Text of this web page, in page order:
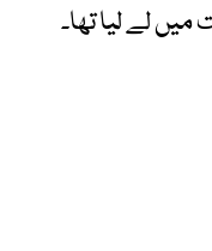
میں لے لیا تھا۔